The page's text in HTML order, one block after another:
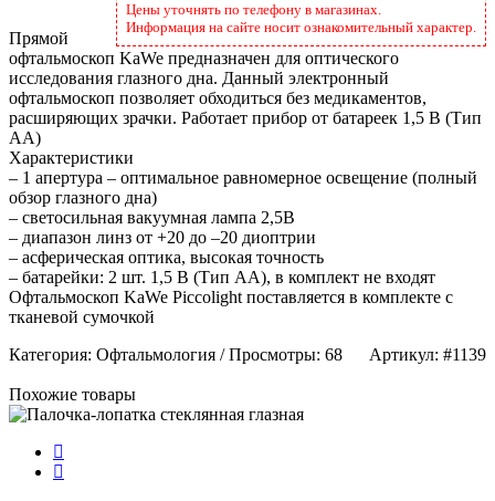
Цены уточнять по телефону в магазинах.
Информация на сайте носит ознакомительный характер.
Прямой
офтальмоскоп KaWe предназначен для оптического
исследования глазного дна. Данный электронный
офтальмоскоп позволяет обходиться без медикаментов,
расширяющих зрачки. Работает прибор от батареек 1,5 B (Тип
АА)
Характеристики
– 1 апертура – оптимальное равномерное освещение (полный
обзор глазного дна)
– светосильная вакуумная лампа 2,5В
– диапазон линз от +20 до –20 диоптрии
– асферическая оптика, высокая точность
– батарейки: 2 шт. 1,5 B (Тип АА), в комплект не входят
Офтальмоскоп KaWe Piccolight поставляется в комплекте с
тканевой сумочкой
Категория: Офтальмология /Просмотры: 68 Артикул: #1139
Похожие товары